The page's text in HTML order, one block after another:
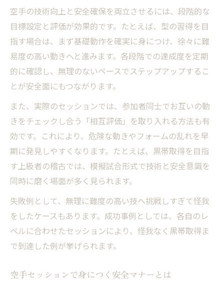
空手の技術向上と安全確保を両立させるには、段階的な
目標設定と評価が効果的です。たとえば、型の習得を目
指す場合は、まず基礎動作を確実に身につけ、徐々に難
易度の高い動きへと進みます。各段階での達成度を定期
的に確認し、無理のないペースでステップアップするこ
とが安全面にもつながります。
また、実際のセッションでは、参加者同士でお互いの動
きをチェックし合う「相互評価」を取り入れる方法も有
効です。これにより、危険な動きやフォームの乱れを早
期に発見しやすくなります。たとえば、黒帯取得を目指
す上級者の稽古では、模擬試合形式で技術と安全意識を
同時に磨く場面が多く見られます。
失敗例として、無理に難度の高い技へ挑戦しすぎて怪我
をしたケースもあります。成功事例としては、各自のレ
ベルに合わせたセッションにより、怪我なく黒帯取得ま
で到達した例が挙げられます。
空手セッションで身につく安全マナーとは